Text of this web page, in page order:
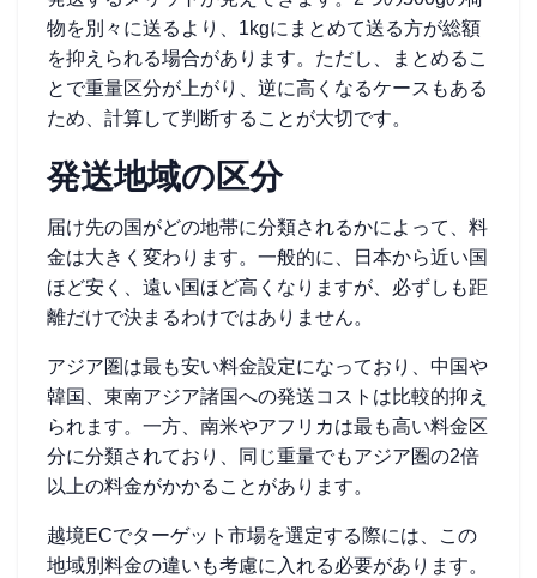
物を別々に送るより、1kgにまとめて送る方が総額
を抑えられる場合があります。ただし、まとめるこ
とで重量区分が上がり、逆に高くなるケースもある
ため、計算して判断することが大切です。
発送地域の区分
届け先の国がどの地帯に分類されるかによって、料
金は大きく変わります。一般的に、日本から近い国
ほど安く、遠い国ほど高くなりますが、必ずしも距
離だけで決まるわけではありません。
アジア圏は最も安い料金設定になっており、中国や
韓国、東南アジア諸国への発送コストは比較的抑え
られます。一方、南米やアフリカは最も高い料金区
分に分類されており、同じ重量でもアジア圏の2倍
以上の料金がかかることがあります。
越境ECでターゲット市場を選定する際には、この
地域別料金の違いも考慮に入れる必要があります。